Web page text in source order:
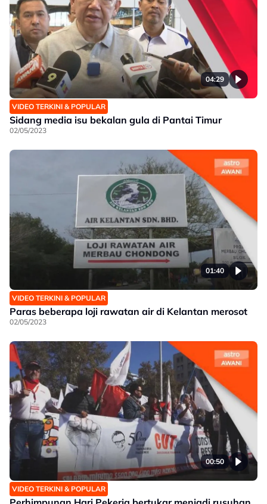
04:29
VIDEO TERKINI & POPULAR
Sidang media isu bekalan gula di Pantai Timur
02/05/2023
01:40
VIDEO TERKINI & POPULAR
Paras beberapa loji rawatan air di Kelantan merosot
02/05/2023
00:50
VIDEO TERKINI & POPULAR